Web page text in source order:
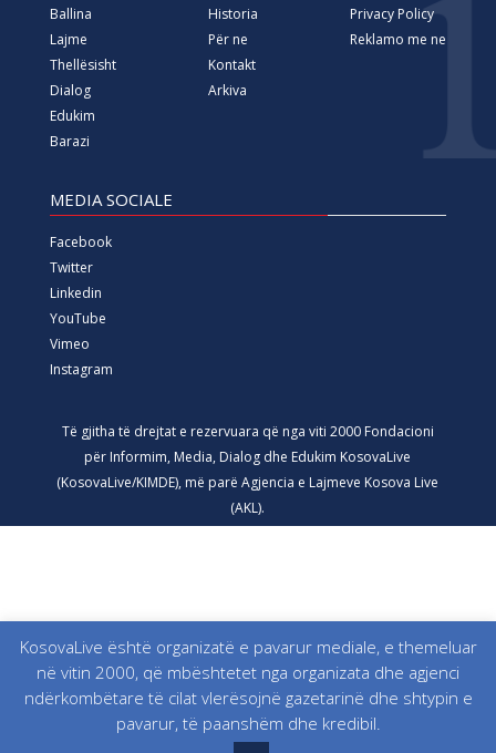
Ballina
Lajme
Thellësisht
Dialog
Edukim
Barazi
Historia
Për ne
Kontakt
Arkiva
Privacy Policy
Reklamo me ne
MEDIA SOCIALE
Facebook
Twitter
Linkedin
YouTube
Vimeo
Instagram
Të gjitha të drejtat e rezervuara që nga viti 2000 Fondacioni
për Informim, Media, Dialog dhe Edukim KosovaLive
(KosovaLive/KIMDE), më parë Agjencia e Lajmeve Kosova Live
(AKL).
KosovaLive është organizatë e pavarur mediale, e themeluar
në vitin 2000, që mbështetet nga organizata dhe agjenci
ndërkombëtare të cilat vlerësojnë gazetarinë dhe shtypin e
pavarur, të paanshëm dhe kredibil.